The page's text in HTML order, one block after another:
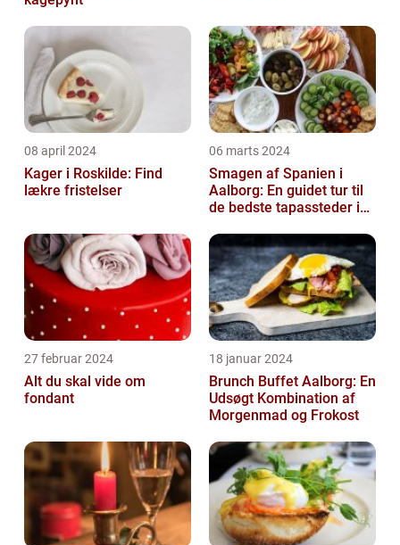
08 april 2024
Kager i Roskilde: Find
lækre fristelser
06 marts 2024
Smagen af Spanien i
Aalborg: En guidet tur til
de bedste tapassteder i
27 februar 2024
Alt du skal vide om
fondant
18 januar 2024
Brunch Buffet Aalborg: En
Udsøgt Kombination af
Morgenmad og Frokost